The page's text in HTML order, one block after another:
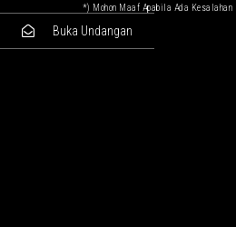
*) Mohon Maaf Apabila Ada
Buka Undangan